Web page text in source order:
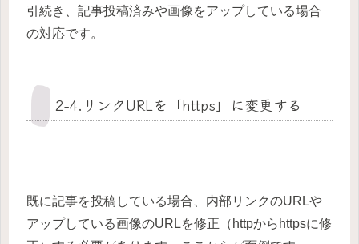
引続き、記事投稿済みや画像をアップしている場合
の対応です。
2-4.リンクURLを「https」に変更する
既に記事を投稿している場合、内部リンクのURLや
アップしている画像のURLを修正（httpからhttpsに修